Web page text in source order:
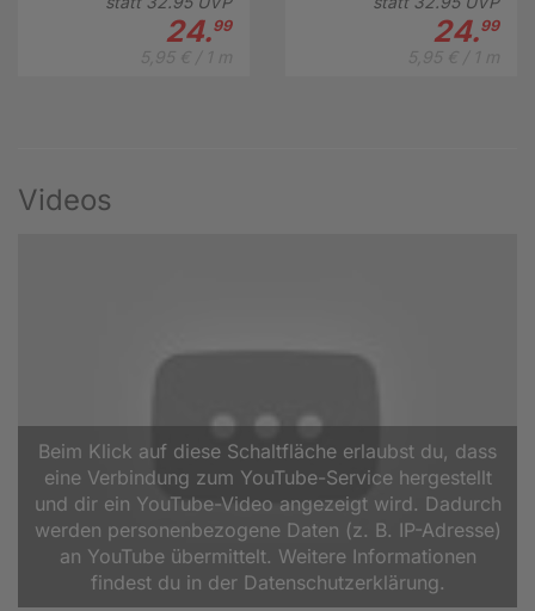
24.99 24.99
Videos
Beim Klick auf diese Schaltfläche erlaubst du, dass
eine Verbindung zum YouTube-Service hergestellt
und dir ein YouTube-Video angezeigt wird. Dadurch
werden personenbezogene Daten (z. B. IP-Adresse)
an YouTube übermittelt. Weitere Informationen
findest du in der Datenschutzerklärung.